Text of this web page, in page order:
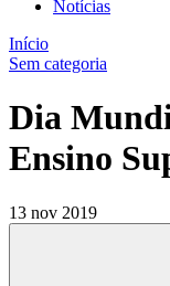
Notícias
Início
Sem categoria
Dia
Ensino
13 nov 2019